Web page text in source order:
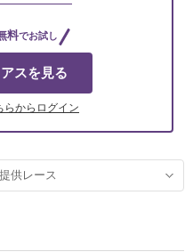
料でお試し
スを見る
らからログイン
供レース